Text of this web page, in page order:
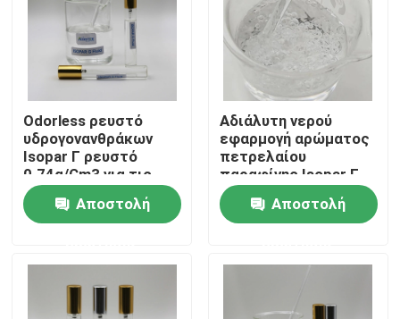
Σπίτι
βίντεο
Odorless ρευστό
υδρογονανθράκων
Isopar Γ ρευστό
0.74g/Cm3 για τις
εμπορικές χρήσεις
Αποστολή
Αδιάλυτη νερού
εφαρμογή αρώματος
πετρελαίου
παραφίνης Isopar Γ
Isopar διαλυτική υγρή
Αποστολή